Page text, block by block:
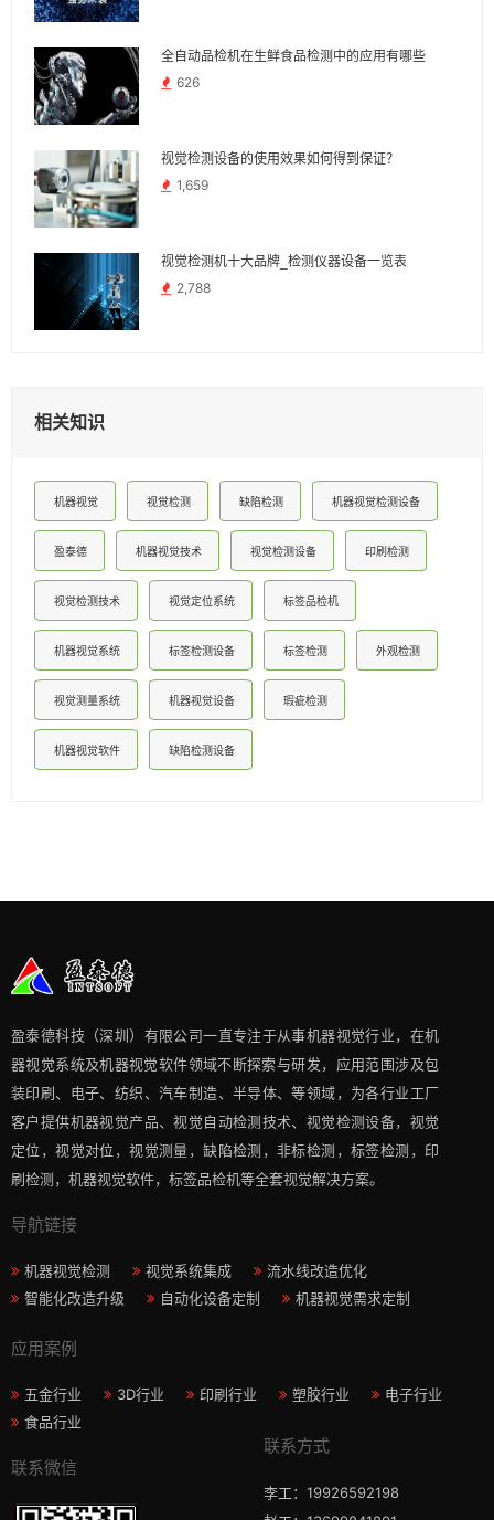
全自动品检机在生鲜食品检测中的应用有哪些
626
视觉检测设备的使用效果如何得到保证？
1,659
视觉检测机十大品牌_检测仪器设备一览表
2,788
相关知识
机器视觉 视觉检测 缺陷检测 机器视觉检测设备
盈泰德 机器视觉技术 视觉检测设备 印刷检测
视觉检测技术 视觉定位系统 标签品检机
机器视觉系统 标签检测设备 标签检测 外观检测
视觉测量系统 机器视觉设备 瑕疵检测
机器视觉软件 缺陷检测设备
盈泰德科技（深圳）有限公司一直专注于从事机器视觉行业，在机
器视觉系统及机器视觉软件领域不断探索与研发​，应用范围涉及包
装印刷、电子、纺织、汽车制造、半导体、等领域，为各行业工厂
客户提供机器视觉产品、视觉自动检测技术、视觉检测设备，视觉
定位，视觉对位，视觉测量，缺陷检测，非标检测，标签检测，印
刷检测，机器视觉软件，标签品检机等​全套视觉解决方案​。
导航链接
机器视觉检测 视觉系统集成
流水线改造优化
智能化改造升级
自动化设备定制 机器视觉需求定制
应用案例
五金行业 3D行业 印刷行业 塑胶行业
电子行业
食品行业
联系微信
联系方式
李工：19926592198